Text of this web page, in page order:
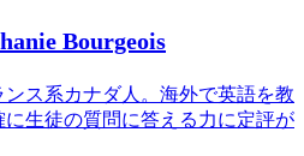
Bourgeois
ス系カナダ人。海外で英語を教
生徒の質問に答える力に定評が